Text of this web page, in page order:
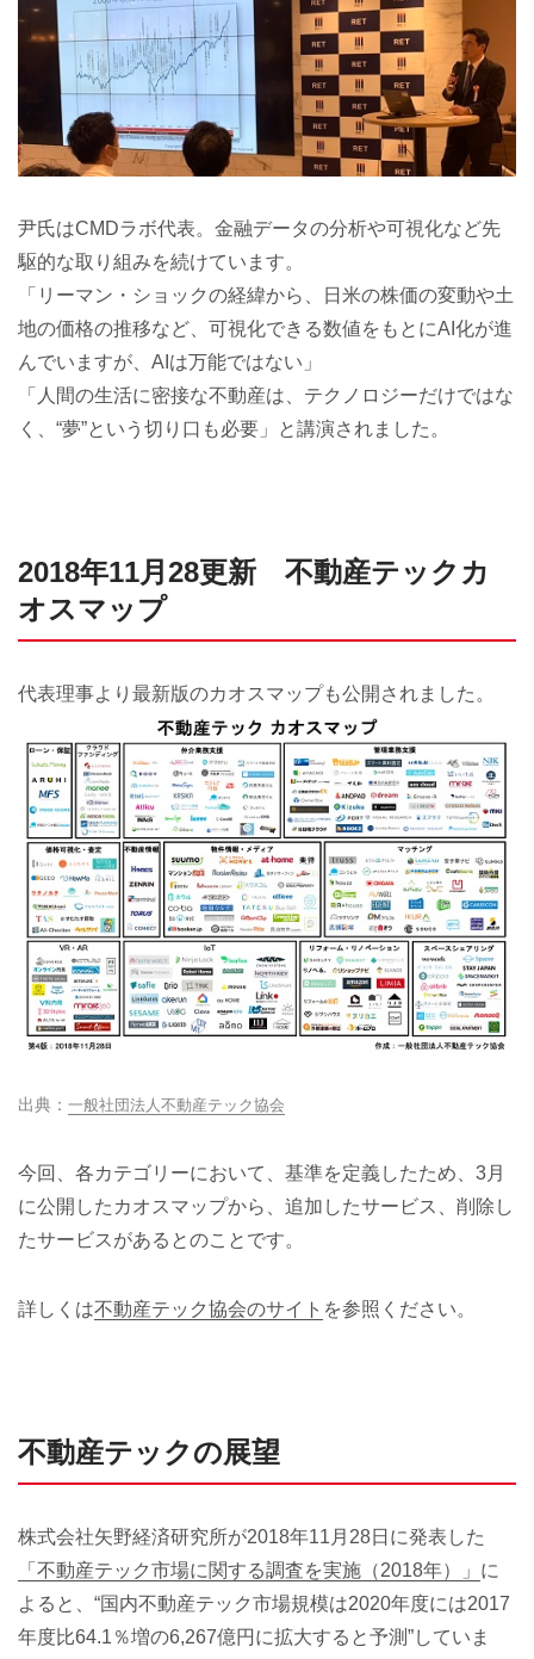
尹氏はCMDラボ代表。金融データの分析や可視化など先
駆的な取り組みを続けています。
「リーマン・ショックの経緯から、日米の株価の変動や土
地の価格の推移など、可視化できる数値をもとにAI化が進
んでいますが、AIは万能ではない」
「人間の生活に密接な不動産は、テクノロジーだけではな
く、“夢”という切り口も必要」と講演されました。
2018年11月28更新 不動産テックカ
オスマップ
代表理事より最新版のカオスマップも公開されました。
一般社団法人不動産テック協会
今回、各カテゴリーにおいて、基準を定義したため、3月
に公開したカオスマップから、追加したサービス、削除し
たサービスがあるとのことです。
詳しくは不動産テック協会のサイト を参照ください。
不動産テックの展望
株式会社矢野経済研究所が2018年11月28日に発表した
「不動産テック市場に関する調査を実施（2018年）」 に
よると、“国内不動産テック市場規模は2020年度には2017
年度比64.1％増の6,267億円に拡大すると予測”していま